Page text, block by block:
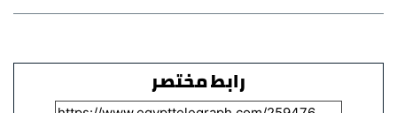
رابط مختصر